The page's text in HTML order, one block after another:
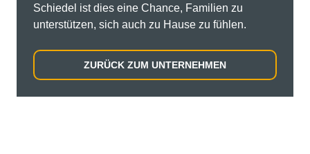
Schiedel ist dies eine Chance, Familien zu
unterstützen, sich auch zu Hause zu fühlen.
ZURÜCK ZUM UNTERNEHMEN